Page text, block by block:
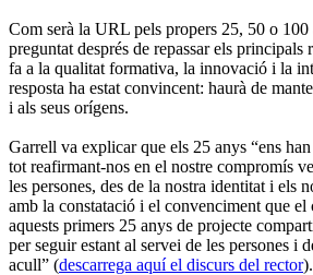
Com serà la URL pels propers 25, 50 o 100
preguntat després de repassar els
fa a la qualitat formativa, la innovació i la
resposta ha estat convincent: haurà de
i als seus orígens.
Garrell va explicar que els 25 anys “ens
tot reafirmant-nos en el nostre compromís
les persones, des de la nostra identitat i els
amb la constatació i el convenciment que el
aquests primers 25 anys de projecte
per seguir estant al servei de les persones i
acull” (descarrega aquí el discurs del rector).